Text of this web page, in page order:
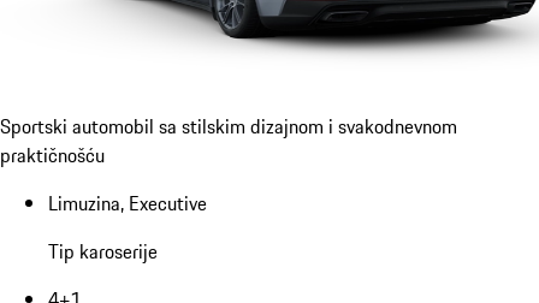
Sportski automobil sa stilskim dizajnom i svakodnevnom
praktičnošću
Limuzina, Executive
Tip karoserije